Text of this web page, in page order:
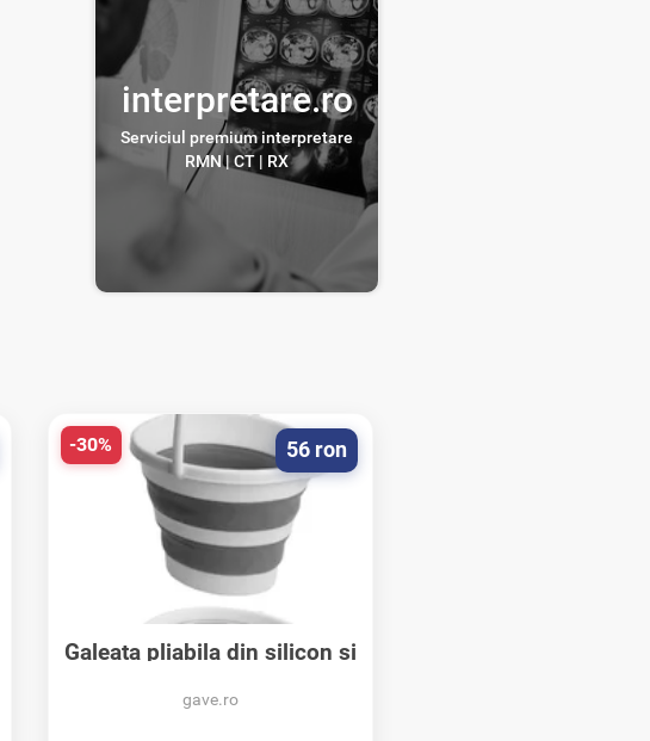
interpretare.ro
Serviciul premium interpretare
RMN | CT | RX
Galeata pliabila din silicon si
gave.ro
56 ron
-30%